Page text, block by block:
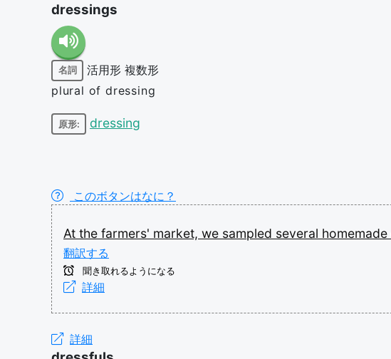
dressings
名詞 活用形 複数形
plural of dressing
原形: dressing
このボタンはなに？
At the farmers' market, we sampled several homemade
翻訳する
聞き取れるようになる
詳細
詳細